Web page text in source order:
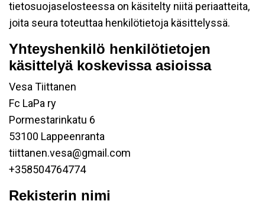
tietosuojaselosteessa on käsitelty niitä periaatteita,
joita seura toteuttaa henkilötietoja käsittelyssä.
Yhteyshenkilö henkilötietojen
käsittelyä koskevissa asioissa
Vesa Tiittanen
Fc LaPa ry
Pormestarinkatu 6
53100 Lappeenranta
tiittanen.vesa@gmail.com
+358504764774
Rekisterin nimi